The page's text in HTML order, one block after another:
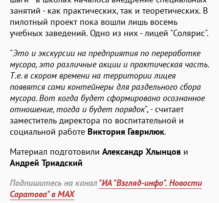
занятий - как практических, так и теоретических. В
пилотный проект пока вошли лишь восемь
учебных заведений. Одно из них - лицей "Солярис".
"Это и экскурсии на предприятия по переработке
мусора, это различные акции и практическая часть.
Т.е. в скором времени на территории лицея
появятся сами контейнеры для раздельного сбора
мусора. Вот когда будет сформировано осознанное
отношение, тогда и будет порядок", - считает
заместитель директора по воспитательной и
социальной работе Виктория Гаврилюк.
Материал подготовили Александр Хлынцов и
Андрей Триадский
Подпишитесь на канал"ИА "Взгляд-инфо". Новости
Саратова" в MAX